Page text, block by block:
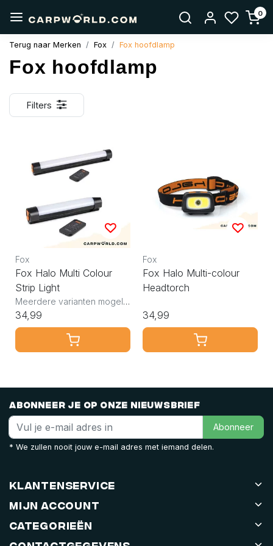
0
Terug naar Merken Fox Fox hoofdlamp
Fox hoofdlamp
Filters
Fox
Fox Halo Multi Colour
Strip Light
Meerdere varianten mogelijk
34,99
Fox
Fox Halo Multi-colour
Headtorch
34,99
Abonneer je op onze nieuwsbrief
Abonneer
* We zullen nooit jouw e-mail adres met iemand delen.
Klantenservice
Mijn account
Categorieën